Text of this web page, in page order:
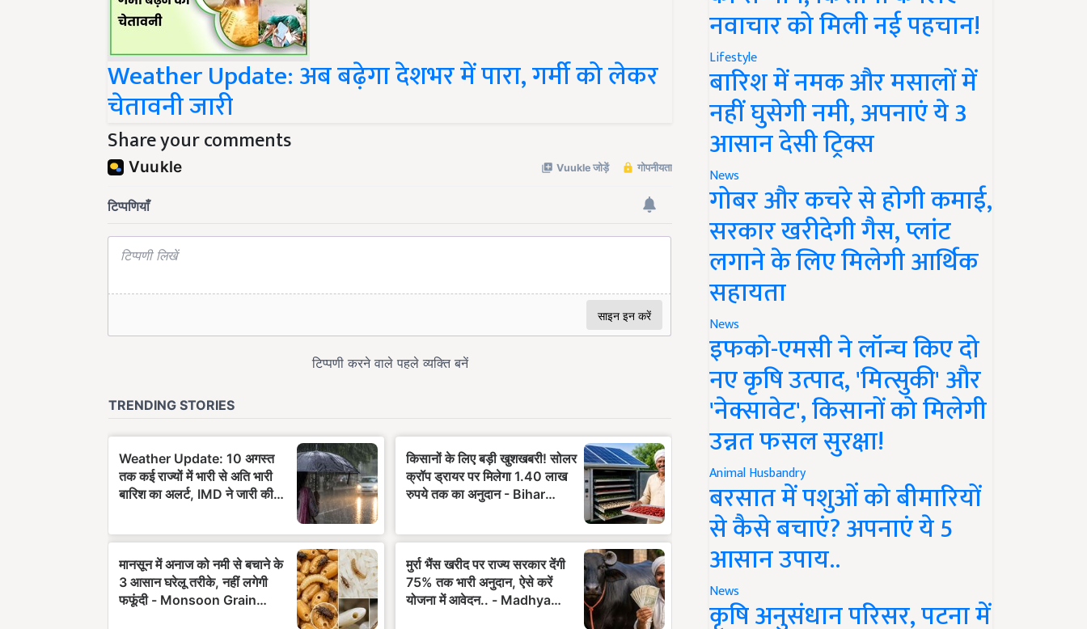
Weather Update: अब बढ़ेगा देशभर में पारा, गर्मी को लेकर
चेतावनी जारी
Share your comments
नवाचार को मिली नई पहचान!
Lifestyle
बारिश में नमक और मसालों में
नहीं घुसेगी नमी, अपनाएं ये 3
आसान देसी ट्रिक्स
News
गोबर और कचरे से होगी कमाई,
सरकार खरीदेगी गैस, प्लांट
लगाने के लिए मिलेगी आर्थिक
सहायता
News
इफको-एमसी ने लॉन्च किए दो
नए कृषि उत्पाद, 'मित्सुकी' और
'नेक्सावेट', किसानों को मिलेगी
उन्नत फसल सुरक्षा!
Animal Husbandry
बरसात में पशुओं को बीमारियों
से कैसे बचाएं? अपनाएं ये 5
आसान उपाय..
News
कृषि अनुसंधान परिसर, पटना में